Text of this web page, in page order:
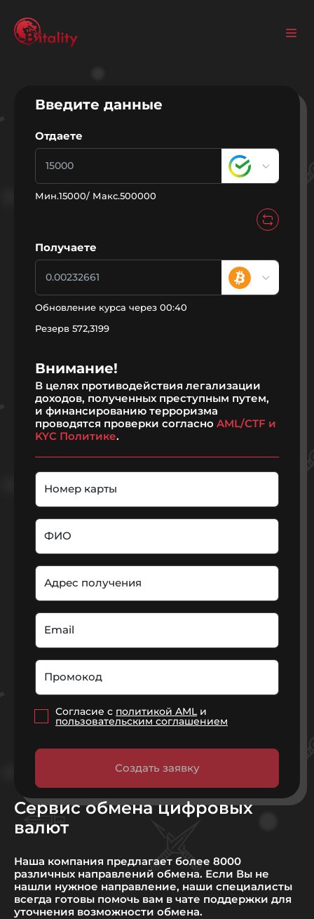
Сервис обмена цифровых
валют
Наша компания предлагает более 8000
различных направлений обмена. Если Вы не
нашли нужное направление, наши специалисты
всегда готовы помочь вам в чате поддержки для
уточнения возможности обмена.
Введите данные
Отдаете
Мин.15000/ Макс.500000
Получаете
Обновление курса через 00:40
Резерв 572,3199
Внимание!
В целях противодействия легализации
доходов, полученных преступным путем,
и финансированию терроризма
проводятся проверки согласно AML/CTF и
KYC Политике.
Номер карты
ФИО
Адрес получения
Email
Промокод
Согласие с политикой AMLи
пользовательским соглашением
Создать заявку